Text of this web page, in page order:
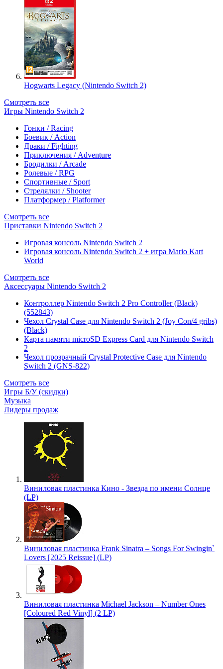
Hogwarts Legacy (Nintendo Switch 2)
Смотреть все
Игры Nintendo Switch 2
Гонки / Racing
Боевик / Action
Драки / Fighting
Приключения / Adventure
Бродилки / Arcade
Ролевые / RPG
Спортивные / Sport
Стрелялки / Shooter
Платформер / Platformer
Смотреть все
Приставки Nintendo Switch 2
Игровая консоль Nintendo Switch 2
Игровая консоль Nintendo Switch 2 + игра Mario Kart
World
Смотреть все
Аксессуары Nintendo Switch 2
Контроллер Nintendo Switch 2 Pro Controller (Black)
(552843)
Чехол Сrystal Сase для Nintendo Switch 2 (Joy Con/4 gribs)
(Black)
Карта памяти microSD Express Card для Nintendo Switch
2
Чехол прозрачный Crystal Protective Case для Nintendo
Switch 2 (GNS-822)
Смотреть все
Игры Б/У (скидки)
Музыка
Лидеры продаж
Виниловая пластинка Кино - Звезда по имени Солнце
(LP)
Виниловая пластинка Frank Sinatra – Songs For Swingin`
Lovers [2025 Reissue] (LP)
Виниловая пластинка Michael Jackson – Number Ones
[Coloured Red Vinyl] (2 LP)